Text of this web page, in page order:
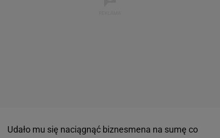
Udało mu się naciągnąć biznesmena na sumę co